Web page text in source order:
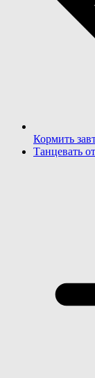
Кормить
Танцевать